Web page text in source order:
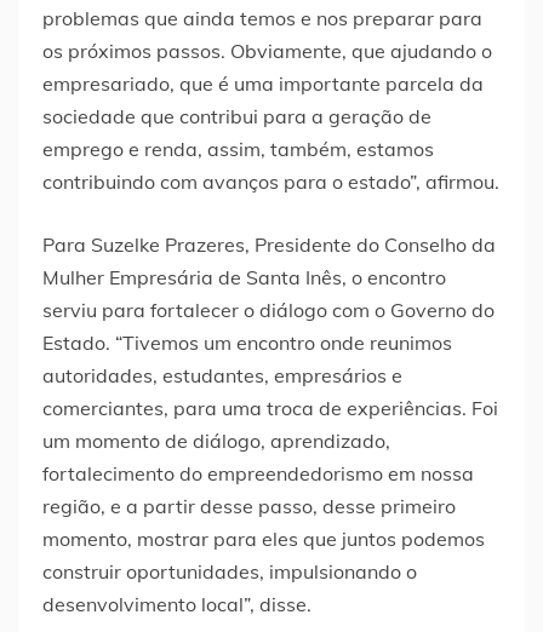
problemas que ainda temos e nos preparar para
os próximos passos. Obviamente, que ajudando o
empresariado, que é uma importante parcela da
sociedade que contribui para a geração de
emprego e renda, assim, também, estamos
contribuindo com avanços para o estado”, afirmou.
Para Suzelke Prazeres, Presidente do Conselho da
Mulher Empresária de Santa Inês, o encontro
serviu para fortalecer o diálogo com o Governo do
Estado. “Tivemos um encontro onde reunimos
autoridades, estudantes, empresários e
comerciantes, para uma troca de experiências. Foi
um momento de diálogo, aprendizado,
fortalecimento do empreendedorismo em nossa
região, e a partir desse passo, desse primeiro
momento, mostrar para eles que juntos podemos
construir oportunidades, impulsionando o
desenvolvimento local”, disse.